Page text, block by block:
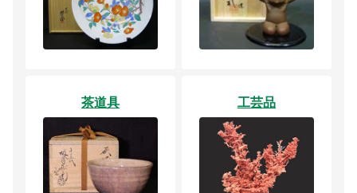
茶道具 工芸品